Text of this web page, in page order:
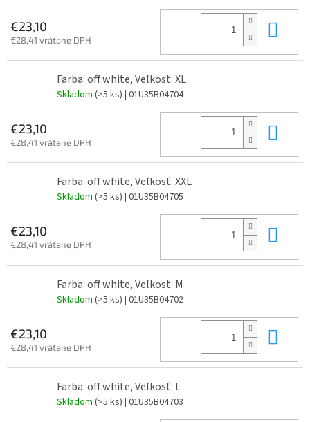
€23,10
€28,41 vrátane DPH
Farba: off white, Veľkosť: XL
Skladom (>5 ks) | 01U35B04704
€23,10
€28,41 vrátane DPH
Farba: off white, Veľkosť: XXL
Skladom (>5 ks) | 01U35B04705
€23,10
€28,41 vrátane DPH
Farba: off white, Veľkosť: M
Skladom (>5 ks) | 01U35B04702
€23,10
€28,41 vrátane DPH
Farba: off white, Veľkosť: L
Skladom (>5 ks) | 01U35B04703